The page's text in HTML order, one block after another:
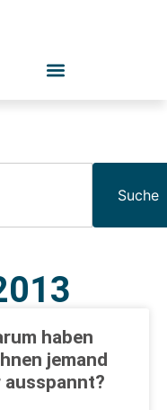
Suche
haben
jemand